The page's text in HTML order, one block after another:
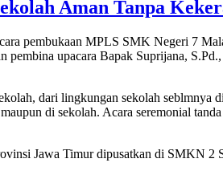
Aman Tanpa
pembukaan MPLS SMK Negeri 7
pembina upacara Bapak Suprijana,
dari lingkungan sekolah seblmnya
di sekolah. Acara seremonial
Jawa Timur dipusatkan di SMKN 2